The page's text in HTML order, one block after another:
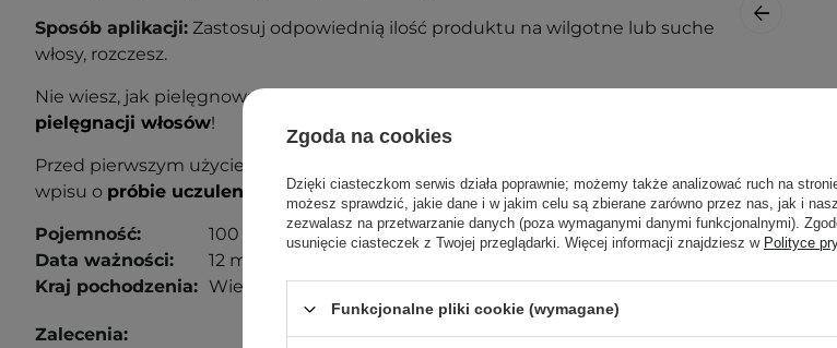
Sposób aplikacji: Zastosuj odpowiednią ilość produktu na wilgotne lub suche
włosy, rozczesz.
Nie wiesz, jak pielęgnować swoje włosy? Sprawdź nasze
pielęgnacji włosów!
Przed pierwszym użyciem wykonaj próbę uczuleniową. Zajrzyj do naszego
wpisu o próbie uczuleniowej, aby dowiedzieć się więcej.
Pojemność:
100 ml
Data ważności:
12 miesięcy od otwarcia.
Kraj pochodzenia: Wielka Brytania.
Zalecenia:
Zgoda na cookies
Dzięki ciasteczkom serwis działa poprawnie; możemy także analizować ruch na
możesz sprawdzić, jakie dane i w jakim celu są zbierane zarówno przez nas, jak i
zezwalasz na przetwarzanie danych (poza wymaganymi danymi funkcjonalnymi).
usunięcie ciasteczek z Twojej przeglądarki. Więcej informacji znajdziesz w Polityce
Funkcjonalne pliki cookie (wymagane)